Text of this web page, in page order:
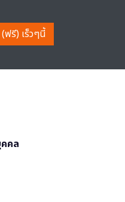
ฟรี) เร็วๆนี้
คล